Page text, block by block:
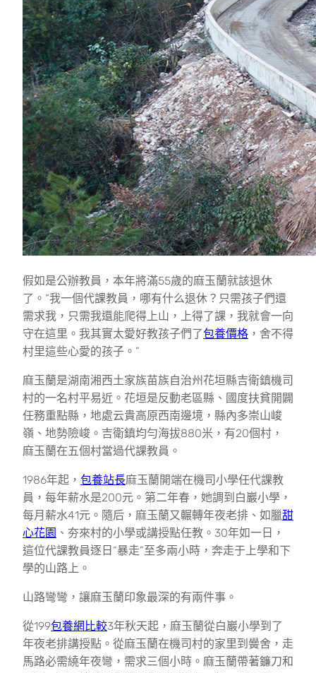
假如是公辦教員，本年將滿55歲的麻玉蘭就該退休
了。“我一個代課教員，哪有什么退休？只需孩子們還
需求我，只需我還能爬得上山，上得了課，我就會一向
守在這里。我其實太愛好教孩子們了包養價格 ，舍不得
村里這些心愛的孩子。”
麻玉蘭是湖南湘西土家族苗族自治州花垣縣吉衛鎮機司
村的一名村平易近。花垣是反動老區縣、國度扶貧開闢
任務重點縣，地處云貴高原西南邊境，縣內多崇山峻
嶺、地勢險峻。吉衛鎮均勻海拔880米，有20個村，
麻玉蘭在五個村當過代課教員。
1986年起， 包養站長麻玉蘭開端在機司小學任代課教
員，每年薪水是200元。第二年春，她調到白巖小學，
每月薪水41元。隨后，麻玉蘭又輾轉年夜老排、如臘甜
心花園 、夯來村的小學或講授點任教。30年如一日，
這位代課教員逐日“暴走”至多兩小時，奔走于上學和下
學的山路上。
山路彎彎，讓麻玉蘭印象最深的有兩件事。
從199包養網比較3年秋天起，麻玉蘭從白巖小學到了
年夜老排講授點。從麻玉蘭在機司村的家里到黌舍，走
馬路必需繞年夜彎，需求三個小時。麻玉蘭帶著鐮刀和